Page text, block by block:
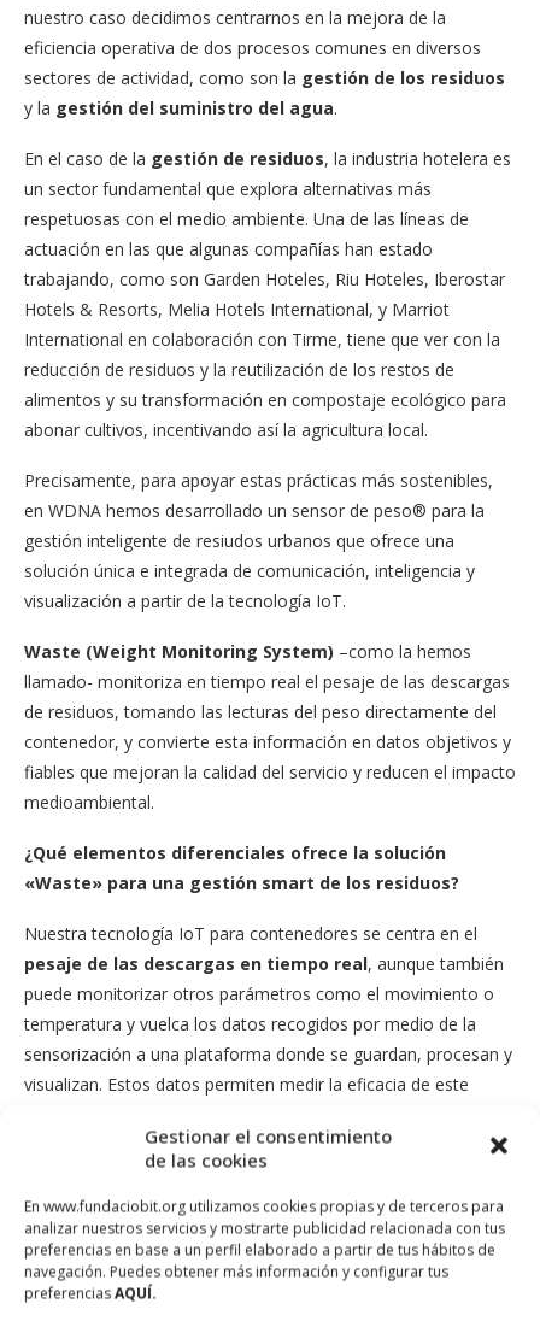
Gestionar el consentimiento
de las cookies
En www.fundaciobit.org utilizamos cookies propias y de terceros para
analizar nuestros servicios y mostrarte publicidad relacionada con tus
preferencias en base a un perfil elaborado a partir de tus hábitos de
navegación. Puedes obtener más información y configurar tus
preferenciasAQUÍ.
nuestro caso decidimos centrarnos en la mejora de la
eficiencia operativa de dos procesos comunes en diversos
sectores de actividad, como son la gestión de los residuos
y la gestión del suministro del agua.
En el caso de la gestión de residuos, la industria hotelera es
un sector fundamental que explora alternativas más
respetuosas con el medio ambiente. Una de las líneas de
actuación en las que algunas compañías han estado
trabajando, como son Garden Hoteles, Riu Hoteles, Iberostar
Hotels & Resorts, Melia Hotels International, y Marriot
International en colaboración con Tirme, tiene que ver con la
reducción de residuos y la reutilización de los restos de
alimentos y su transformación en compostaje ecológico para
abonar cultivos, incentivando así la agricultura local.
Precisamente, para apoyar estas prácticas más sostenibles,
en WDNA hemos desarrollado un sensor de peso® para la
gestión inteligente de resiudos urbanos que ofrece una
solución única e integrada de comunicación, inteligencia y
visualización a partir de la tecnología IoT.
Waste (Weight Monitoring System) –como la hemos
llamado- monitoriza en tiempo real el pesaje de las descargas
de residuos, tomando las lecturas del peso directamente del
contenedor, y convierte esta información en datos objetivos y
fiables que mejoran la calidad del servicio y reducen el impacto
medioambiental.
¿Qué elementos diferenciales ofrece la solución
«Waste» para una gestión smart de los residuos?
Nuestra tecnología IoT para contenedores se centra en el
pesaje de las descargas en tiempo real, aunque también
puede monitorizar otros parámetros como el movimiento o
temperatura y vuelca los datos recogidos por medio de la
sensorización a una plataforma donde se guardan, procesan y
visualizan. Estos datos permiten medir la eficacia de este
También me parece relevante destacar que
la solución
Waste es adaptable a cualquier formato de contenedor
Hoy en día, está plenamente operativo en los contenedores
de carga trasera de 120 l y 240l que son los de dos ruedas, y